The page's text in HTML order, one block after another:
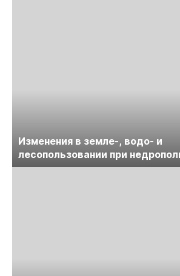
Изменения в земле-, водо- и
лесопользовании при
обсудят на семинаре